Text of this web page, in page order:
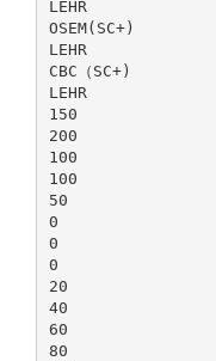
LEHR
OSEM(SC+)
LEHR
CBC（SC+)
LEHR
150
200
100
100
50
0
0
0
20
40
60
80